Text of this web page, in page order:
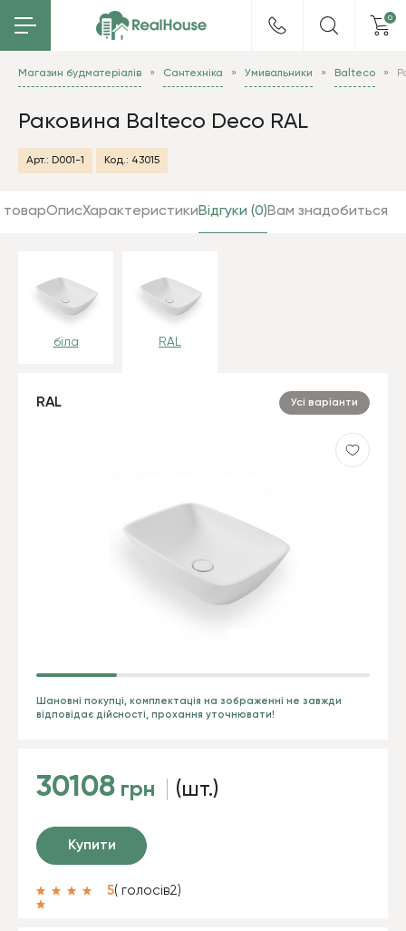
0
Магазин будматеріалів Сантехніка Умивальники Balteco
Раковина Balteco Deco RAL
Арт.: D001-1 Код.: 43015
ОписХарактеристикиВідгуки (0)Вам знадобиться
Шановні покупці, комплектація на зображенні не завжди
відповідає дійсності, прохання уточнювати!
біла RAL
RAL Усі варіанти
30108 грн (шт.)
Купити
5( голосів2)